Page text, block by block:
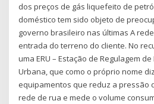
dos preços de gás liquefeito de
doméstico tem sido objeto de
governo brasileiro nas últimas A
entrada do terreno do cliente. No
uma ERU – Estação de Regulagem
Urbana, que como o próprio nome
equipamentos que reduz a pressão
rede de rua e mede o volume